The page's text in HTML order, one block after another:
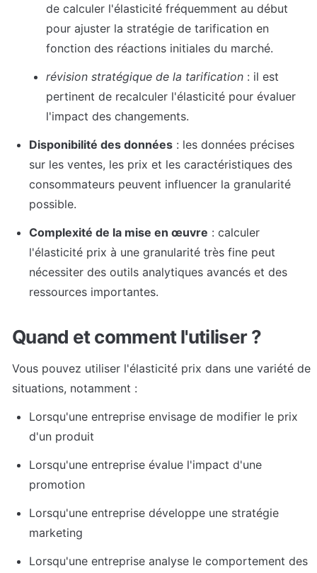
de calculer l'élasticité fréquemment au début
pour ajuster la stratégie de tarification en
fonction des réactions initiales du marché.
révision stratégique de la tarification : il est
pertinent de recalculer l'élasticité pour évaluer
l'impact des changements.
Disponibilité des données : les données précises
sur les ventes, les prix et les caractéristiques des
consommateurs peuvent influencer la granularité
possible.
Complexité de la mise en œuvre : calculer
l'élasticité prix à une granularité très fine peut
nécessiter des outils analytiques avancés et des
ressources importantes.
Quand et comment l'utiliser ?
Vous pouvez utiliser l'élasticité prix dans une variété de
situations, notamment :
Lorsqu'une entreprise envisage de modifier le prix
d'un produit
Lorsqu'une entreprise évalue l'impact d'une
promotion
Lorsqu'une entreprise développe une stratégie
marketing
Lorsqu'une entreprise analyse le comportement des